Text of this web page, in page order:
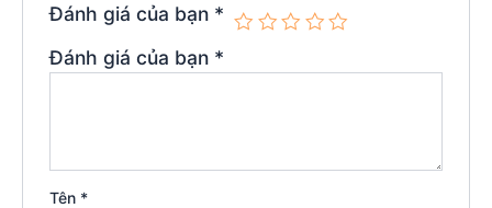
Đánh giá của bạn *
Đánh giá của bạn *
Tên *